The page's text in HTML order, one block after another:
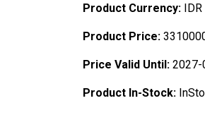
Product Currency: IDR
Product Price:
Price Valid Until: 2027-
Product In-Stock: